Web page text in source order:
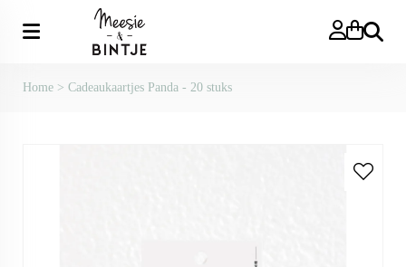
Zoeken
Home > Cadeaukaartjes Panda - 20 stuks